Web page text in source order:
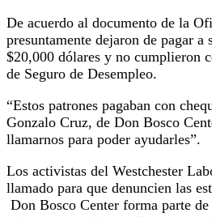
De acuerdo al documento de la
presuntamente dejaron de pagar a
$20,000 dólares y no cumplieron
de Seguro de Desempleo.
“Estos patrones pagaban con
Gonzalo Cruz, de Don Bosco
llamarnos para poder ayudarles”.
Los activistas del Westchester
llamado para que denuncien las
Don Bosco Center forma parte